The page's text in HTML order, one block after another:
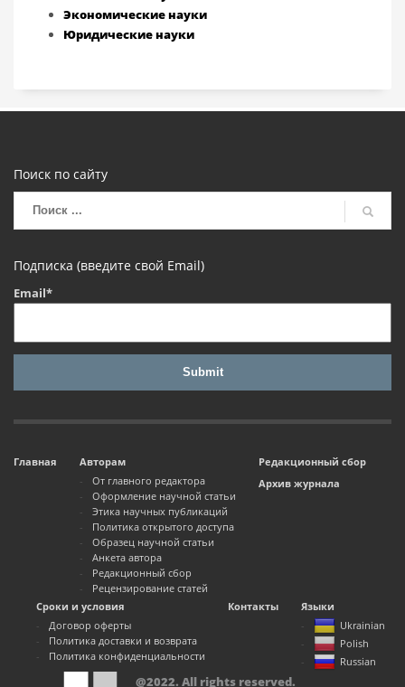
Экономические науки
Юридические науки
Поиск по сайту
Подписка (введите свой Email)
Email*
Главная
Авторам
От главного редактора
Оформление научной статьи
Этика научных публикаций
Политика открытого доступа
Образец научной статьи
Анкета автора
Редакционный сбор
Рецензирование статей
Редакционный сбор
Архив журнала
Сроки и условия
Договор оферты
Политика доставки и возврата
Политика конфиденциальности
Контакты
Языки
Ukrainian
Polish
Russian
@2022. All rights reserved.